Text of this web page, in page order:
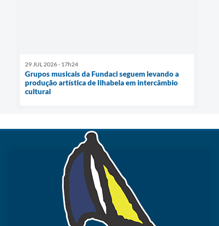
29 JUL 2026 - 17h24
Grupos musicais da Fundaci seguem levando a
produção artística de Ilhabela em intercâmbio
cultural